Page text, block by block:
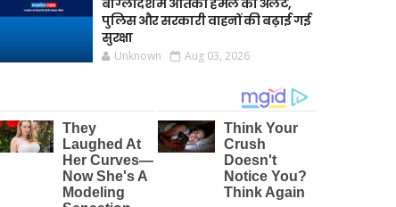
बांग्लादेश में आतंकी हमले का अलर्ट,
पुलिस और सरकारी वाहनों की बढ़ाई गई
सुरक्षा
Unknown Aug 03, 2026